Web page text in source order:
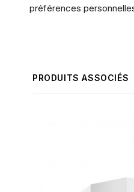
préférences
PRODUITS ASSOCIÉS